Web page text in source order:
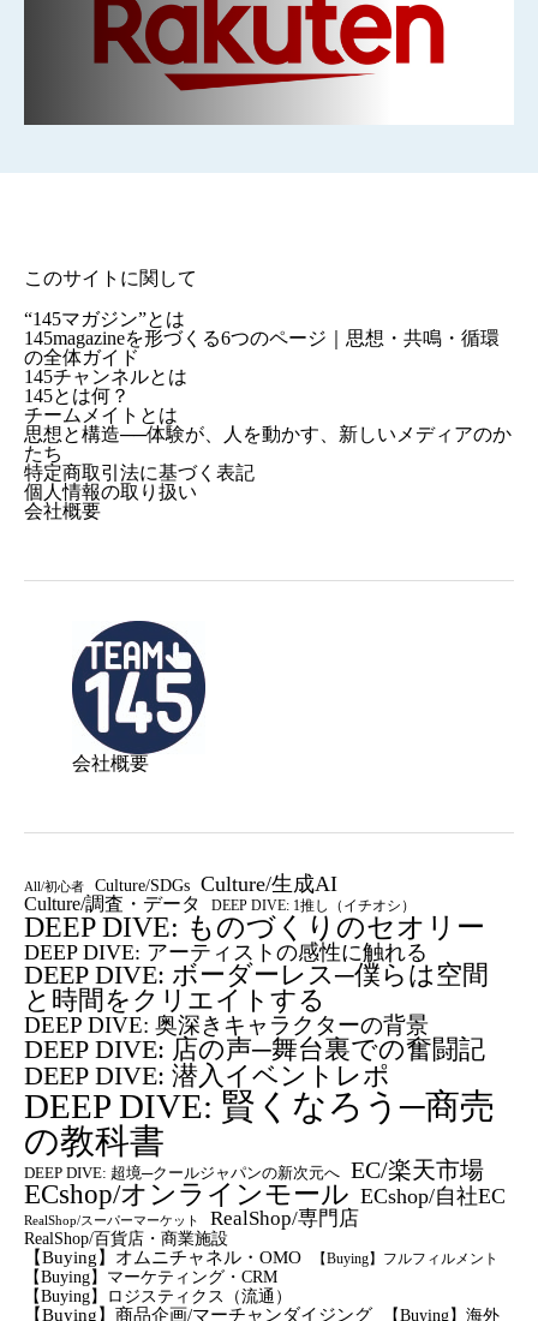
このサイトに関して
“145マガジン”とは
145magazineを形づくる6つのページ｜思想・共鳴・循環
の全体ガイド
145チャンネルとは
145とは何？
チームメイトとは
思想と構造──体験が、人を動かす、新しいメディアのか
たち
特定商取引法に基づく表記
個人情報の取り扱い
会社概要
会社概要
All/初心者 Culture/SDGs Culture/生成AI
Culture/調査・データ DEEP DIVE: 1推し（イチオシ）
DEEP DIVE: ものづくりのセオリー
DEEP DIVE: アーティストの感性に触れる
DEEP DIVE: ボーダーレス─僕らは空間
と時間をクリエイトする
DEEP DIVE: 奥深きキャラクターの背景
DEEP DIVE: 店の声─舞台裏での奮闘記
DEEP DIVE: 潜入イベントレポ
DEEP DIVE: 賢くなろう─商売
の教科書
DEEP DIVE: 超境─クールジャパンの新次元へ EC/楽天市場
ECshop/オンラインモール ECshop/自社EC
RealShop/スーパーマーケット RealShop/専門店
RealShop/百貨店・商業施設
【Buying】オムニチャネル・OMO
【Buying】フルフィルメント
【Buying】マーケティング・CRM
【buying】ロジスティクス（流通）
【Buying】商品企画/マーチャンダイジング 【Buying】海外